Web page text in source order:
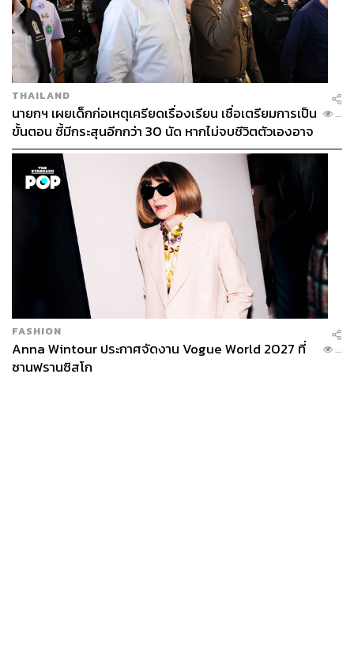
THAILAND
นายกฯ เผยเด็กก่อเหตุเครียดเรื่องเรียน เชื่อเตรียมการเป็น
ขั้นตอน ชี้มีกระสุนอีกกว่า 30 นัด หากไม่จบชีวิตตัวเองอาจ
สูญเสียเพิ่ม
...
FASHION
Anna Wintour ประกาศจัดงาน Vogue World 2027 ที่
ซานฟรานซิสโก
...